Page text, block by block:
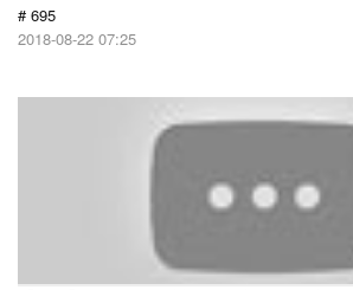
# 695
2018-08-22 07:25